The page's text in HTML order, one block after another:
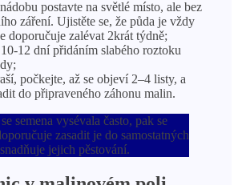
postavte na světlé místo, ale bez
záření. Ujistěte se, že půda je vždy
doporučuje zalévat 2krát týdně;
12 dní přidáním slabého roztoku
počkejte, až se objeví 2–4 listy, a
do připraveného záhonu malin.
semena vysévala často, pak se
zasadit je do samostatných
jejich pěstování.